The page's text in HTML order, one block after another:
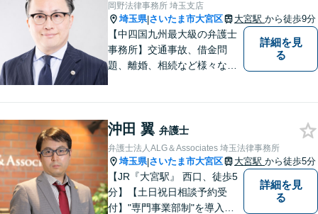
しょう。
岡野法律事務所 埼玉支店
埼玉県|さいたま市大宮区 大宮駅 から徒歩9分
【中四国九州最大級の弁護士
事務所】交通事故、借金問
題、離婚、相続など様々な問
い！
詳細を見
る
沖田 翼 弁護士
弁護士法人ALG＆Associates 埼玉法律事務所
埼玉県|さいたま市大宮区 大宮駅 から徒歩5分
【JR『大宮駅』 西口、徒歩5
分】【土日祝日相談予約受
付】"専門事業部制"を導入
詳細を見
る